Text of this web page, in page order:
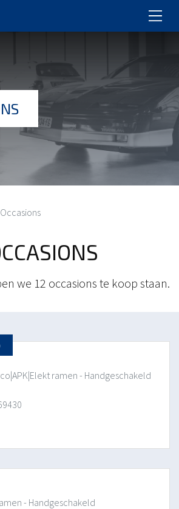
Occasions
we 12 occasions te koop staan.
ramen - Handgeschakeld
- Handgeschakeld